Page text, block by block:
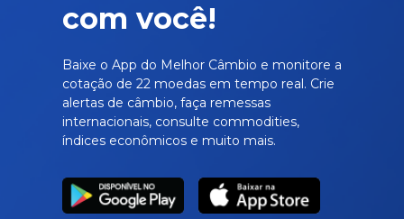
com você!
Baixe o App do Melhor Câmbio e monitore a
cotação de 22 moedas em tempo real. Crie
alertas de câmbio, faça remessas
internacionais, consulte commodities,
índices econômicos e muito mais.